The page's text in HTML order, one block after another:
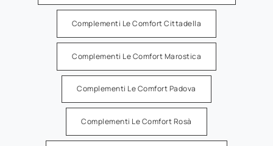
Complementi Le Comfort Cittadella
Complementi Le Comfort Marostica
Complementi Le Comfort Padova
Complementi Le Comfort Rosà